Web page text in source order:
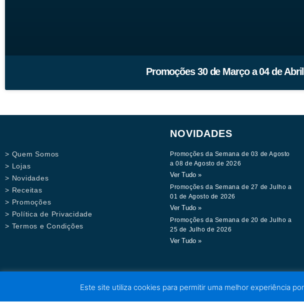
Promoções 30 de Março a 04 de
> Quem Somos
> Lojas
> Novidades
> Receitas
> Promoções
> Política de Privacidade
> Termos e Condições
NOVIDADES
Promoções da Semana de 03 de Agosto
a 08 de Agosto de 2026
Ver Tudo »
Promoções da Semana de 27 de Julho a
01 de Agosto de 2026
Ver Tudo »
Promoções da Semana de 20 de Julho a
25 de Julho de 2026
Ver Tudo »
Este site utiliza cookies para permitir uma melhor experiência